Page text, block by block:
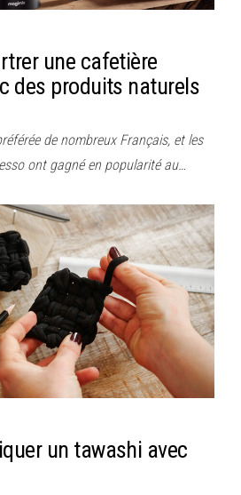
une cafetière
des produits naturels
de nombreux Français, et les
ont gagné en popularité au…
un tawashi avec